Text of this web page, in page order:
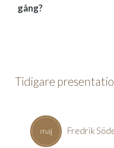
Tidigare
maj Fredrik
gång?